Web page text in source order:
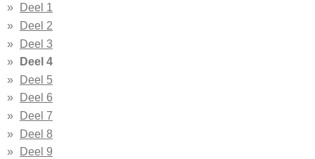
Deel 1
Deel 2
Deel 3
Deel 4
Deel 5
Deel 6
Deel 7
Deel 8
Deel 9